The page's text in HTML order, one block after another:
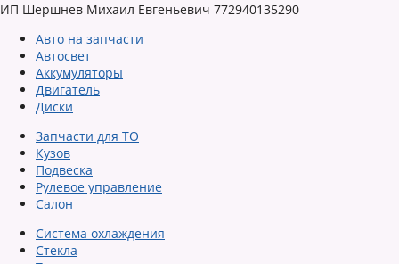
ИП Шершнев Михаил Евгеньевич 772940135290
Авто на запчасти
Автосвет
Аккумуляторы
Двигатель
Диски
Запчасти для ТО
Кузов
Подвеска
Рулевое управление
Салон
Система охлаждения
Стекла